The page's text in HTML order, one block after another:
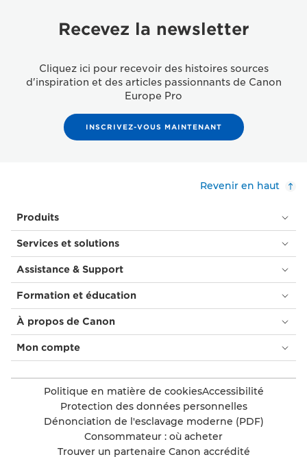
Recevez la newsletter
Cliquez ici pour recevoir des histoires sources
d'inspiration et des articles passionnants de Canon
Europe Pro
INSCRIVEZ-VOUS MAINTENANT
Revenir en haut
Produits
Services et solutions
Assistance & Support
Formation et éducation
À propos de Canon
Mon compte
Politique en matière de cookiesAccessibilité
Protection des données personnelles
Dénonciation de l'esclavage moderne (PDF)
Consommateur : où acheter
Trouver un partenaire Canon accrédité